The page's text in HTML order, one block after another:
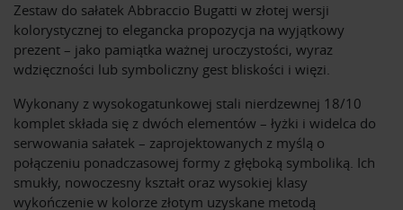
Zestaw do sałatek Abbraccio Bugatti w złotej wersji
kolorystycznej to elegancka propozycja na wyjątkowy
prezent – jako pamiątka ważnej uroczystości, wyraz
wdzięczności lub symboliczny gest bliskości i więzi.
Wykonany z wysokogatunkowej stali nierdzewnej 18/10
komplet składa się z dwóch elementów – łyżki i widelca do
serwowania sałatek – zaprojektowanych z myślą o
połączeniu ponadczasowej formy z głęboką symboliką. Ich
smukły, nowoczesny kształt oraz wysokiej klasy
wykończenie w kolorze złotym uzyskane metodą